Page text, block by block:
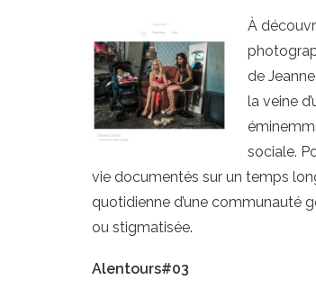
À
de
la veine
sociale.
vie documentés sur un temps
quotidienne d’une communauté
ou stigmatisée.
Alentours#03